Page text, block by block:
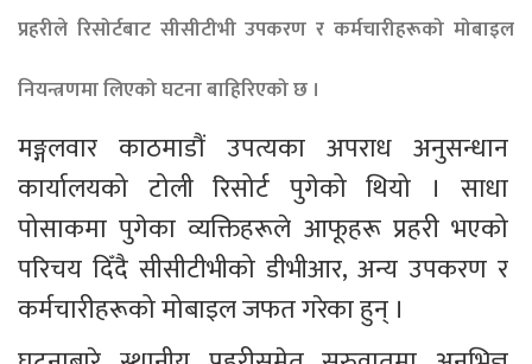
प्रहरीले रिसोर्टबाट सीसीटीभी उपकरण र कर्मचारीहरूको मोबाइल
नियन्त्रणमा लिएको घटना बाहिरिएको छ ।
मङ्गलवार काठमाडौं उपत्यका अपराध अनुसन्धान
कार्यालयको टोली रिसोर्ट पुगेको थियो । साधा
पोसाकमा पुगेका व्यक्तिहरूले आफूहरू प्रहरी भएको
परिचय दिँदै सीसीटीभीको डीभीआर, अन्य उपकरण र
कर्मचारीहरूको मोबाइल जफत गरेका हुन् ।